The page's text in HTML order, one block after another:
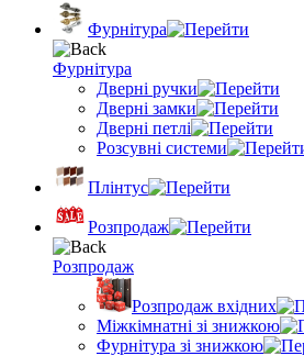
Фурнітура
Фурнітура
Дверні ручки
Дверні замки
Дверні петлі
Розсувні системи
Плінтус
Розпродаж
Розпродаж
Розпродаж вхідних
Міжкімнатні зі знижкою
Фурнітура зі знижкою